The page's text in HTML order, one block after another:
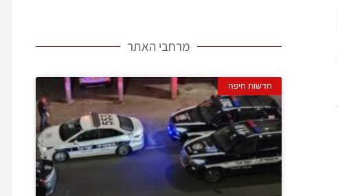
מרחבי האתר
חדשות חיפה